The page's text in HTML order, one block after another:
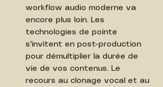
workflow audio moderne va
encore plus loin. Les
technologies de pointe
s'invitent en post-production
pour démultiplier la durée de
vie de vos contenus. Le
recours au clonage vocal et au